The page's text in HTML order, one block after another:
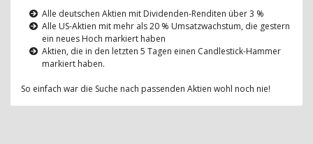
Alle deutschen Aktien mit Dividenden-Renditen über 3 %
Alle US-Aktien mit mehr als 20 % Umsatzwachstum, die gestern
ein neues Hoch markiert haben
Aktien, die in den letzten 5 Tagen einen Candlestick-Hammer
markiert haben.
So einfach war die Suche nach passenden Aktien wohl noch nie!